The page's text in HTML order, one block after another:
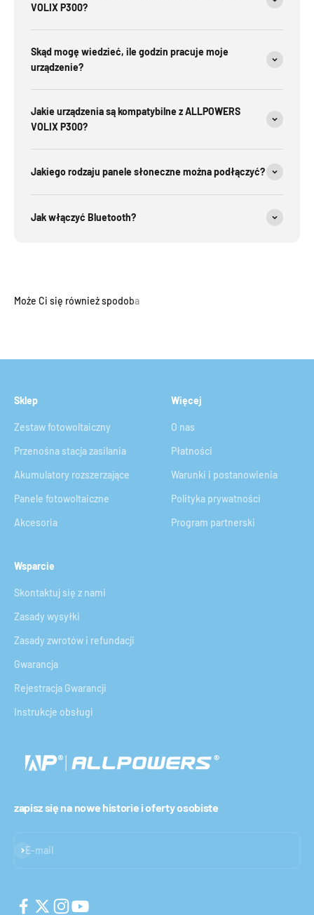
VOLIX P300?
Skąd mogę wiedzieć, ile godzin pracuje moje
urządzenie?
Jakie urządzenia są kompatybilne z ALLPOWERS
VOLIX P300?
Jakiego rodzaju panele słoneczne można podłączyć?
Jak włączyć Bluetooth?
Sklep
Zestaw fotowoltaiczny
Przenośna stacja zasilania
Akumulatory rozszerzające
Panele fotowoltaiczne
Akcesoria
Więcej
O nas
Płatności
Warunki i postanowienia
Polityka prywatności
Program partnerski
Wsparcie
Skontaktuj się z nami
Zasady wysyłki
Zasady zwrotów i refundacji
Gwarancja
Rejestracja Gwarancji
Instrukcje obsługi
zapisz się na nowe historie i oferty osobiste
E-mail
Subskrybuj